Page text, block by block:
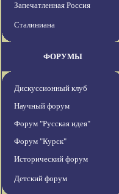
Запечатленная Россия
Сталиниана
ФОРУМЫ
Дискуссионный клуб
Научный форум
Форум "Русская идея"
Форум "Курск"
Исторический форум
Детский форум